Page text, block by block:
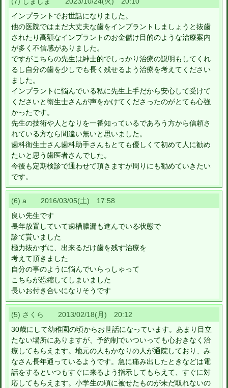
インプラントでお世話になりました。
他の医院ではまだ大丈夫な歯をインプラントしましょうと抜歯
されたり高額なインプラントのお金儲け目的のような治療案内
が多く不信感がありました。
ですがこちらの先生は紳士的でしっかり治療の説明もしてくれ
るし自分の歯を少しでも長く残せるよう治療を考えてください
ました。
インプラントに悩んでいる私に先生上手だから安心して受けて
くださいと衛生士さんが声をかけてくださったのがとても心強
かったです。
先生の技術や人となりを一番知っているであろう方から信頼さ
れている方なら間違い無いと思いました。
歯科衛生士さん歯科助手さんもとても優しくて初めて人に勧め
たいと思う歯医者さんでした。
今後も定期検診で通わせて頂きますが周りにも勧めていきたい
です。
(6) a 2016/03/05(土) 17:58
良い先生です
長年放置していて歯槽膿漏も進んでいる状態で
診て貰いました
極力抜かずに、出来るだけ歯を残す治療を
考えて頂きました
自分の事のように悩んでいらっしゃって
こちらが恐縮してしまいました
長いお付き合いになりそうです
(5) さくら 2013/02/18(月) 20:12
30歳にして幼稚園の頃からお世話になっています。あまり目立
たない場所にありますが、予約制でいついっても心おきなく治
療してもらえます。地元の人もかなりの人が通院しており、み
なさん長年通っているようです。急に痛み出したときなどは電
話をするといつもすぐに来るよう指示してもらえて、すぐに対
応してもらえます。小学生の頃に被せたものが未だ取れないの